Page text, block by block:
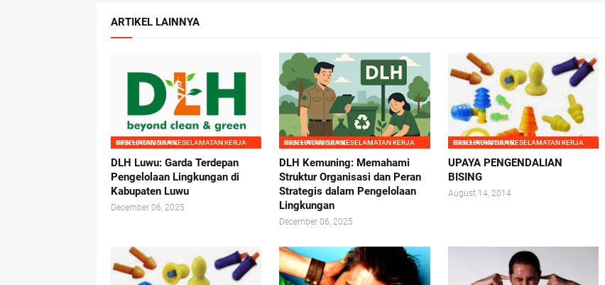
ARTIKEL LAINNYA
KESEHATAN DAN KESELAMATAN KERJA DAN LINGKUNGAN
DLH Luwu: Garda Terdepan
Pengelolaan Lingkungan di
Kabupaten Luwu
December 06, 2025
KESEHATAN DAN KESELAMATAN KERJA DAN LINGKUNGAN
DLH Kemuning: Memahami
Struktur Organisasi dan Peran
Strategis dalam Pengelolaan
Lingkungan
December 06, 2025
KESEHATAN DAN KESELAMATAN KERJA DAN LINGKUNGAN
UPAYA PENGENDALIAN
BISING
August 14, 2014